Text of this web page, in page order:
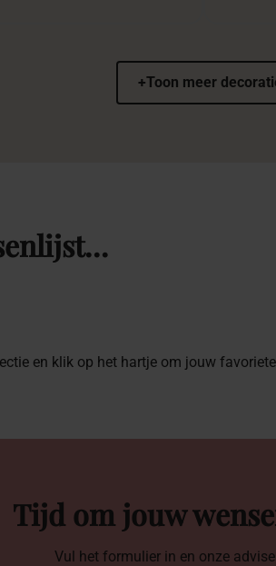
+Toon meer
en klik op het hartje om jouw
Tijd om jouw
Vul het formulier in en onze